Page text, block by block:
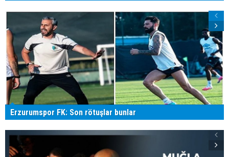
Erzurumspor FK: Son rötuşlar bunlar